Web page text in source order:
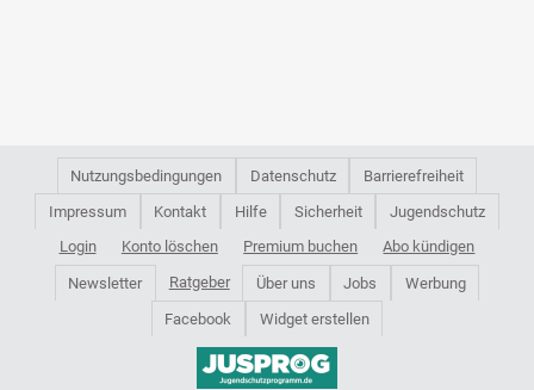
Nutzungsbedingungen Datenschutz
Barrierefreiheit
Impressum
Kontakt Hilfe Sicherheit
Jugendschutz
Login
Konto löschen Premium buchen Abo kündigen
Newsletter Ratgeber Über uns Jobs
Werbung
Facebook
Widget erstellen